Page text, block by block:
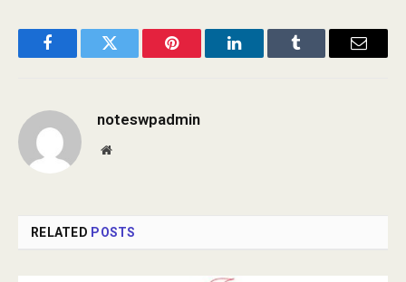
FacebookTwitter Pinterest LinkedInTumblr Email
noteswpadmin
Website
RELATED POSTS